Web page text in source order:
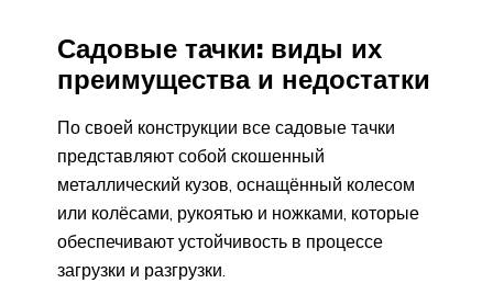
Садовые тачки: виды их
преимущества и недостатки
По своей конструкции все садовые тачки
представляют собой скошенный
металлический кузов, оснащённый колесом
или колёсами, рукоятью и ножками, которые
обеспечивают устойчивость в процессе
загрузки и разгрузки.